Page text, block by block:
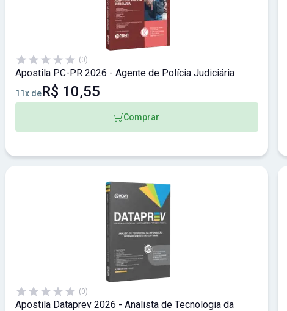
(0)
Apostila PC-PR 2026 - Agente de Polícia Judiciária
11x deR$ 10,55
Comprar
(0)
Apostila Dataprev 2026 - Analista de Tecnologia da